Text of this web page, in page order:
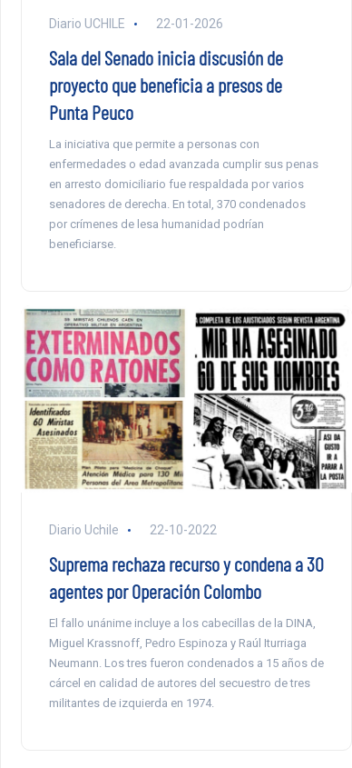
Diario UCHILE 22-01-2026
Sala del Senado inicia discusión de
proyecto que beneficia a presos de
Punta Peuco
La iniciativa que permite a personas con
enfermedades o edad avanzada cumplir sus penas
en arresto domiciliario fue respaldada por varios
senadores de derecha. En total, 370 condenados
por crímenes de lesa humanidad podrían
beneficiarse.
Diario Uchile 22-10-2022
Suprema rechaza recurso y condena a 30
agentes por Operación Colombo
El fallo unánime incluye a los cabecillas de la DINA,
Miguel Krassnoff, Pedro Espinoza y Raúl Iturriaga
Neumann. Los tres fueron condenados a 15 años de
cárcel en calidad de autores del secuestro de tres
militantes de izquierda en 1974.